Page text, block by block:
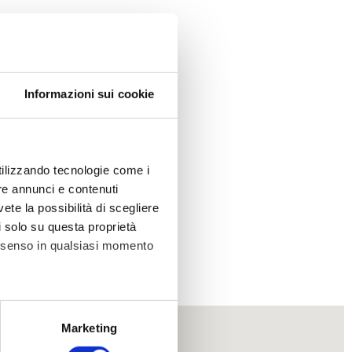
Informazioni sui cookie
tecnologie come i
annunci e contenuti
la possibilità di scegliere
su questa proprietà
in qualsiasi momento
metro,Marketing